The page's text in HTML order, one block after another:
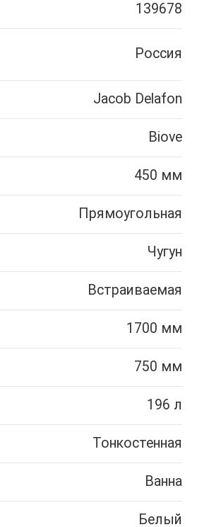
139678
Россия
Jacob Delafon
Biove
450 мм
Прямоугольная
Чугун
Встраиваемая
1700 мм
750 мм
196 л
Тонкостенная
Ванна
Белый